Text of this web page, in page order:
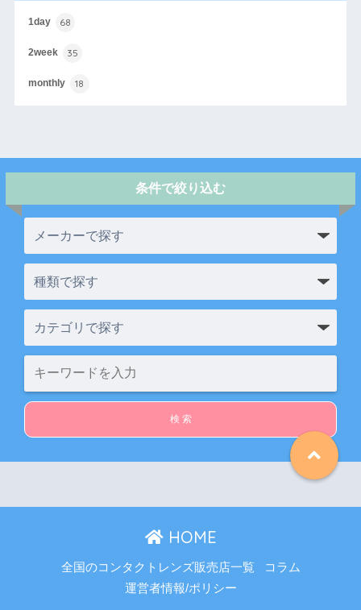
1day 68
2week 35
monthly 18
条件で絞り込む
HOME
全国のコンタクトレンズ販売店一覧
コラム
運営者情報/ポリシー